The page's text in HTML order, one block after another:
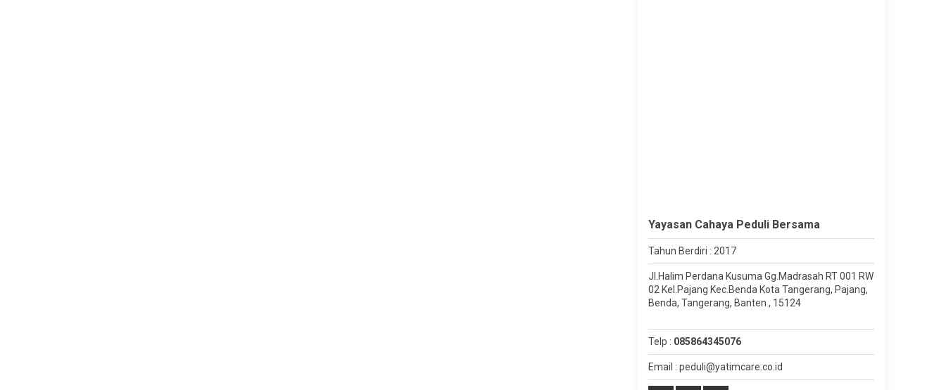
Yayasan Cahaya Peduli Bersama
Tahun Berdiri : 2017
Jl.Halim Perdana Kusuma Gg.Madrasah RT 001 RW
02 Kel.Pajang Kec.Benda Kota Tangerang, Pajang,
Benda, Tangerang, Banten , 15124
Telp : 085864345076
Email : peduli@yatimcare.co.id